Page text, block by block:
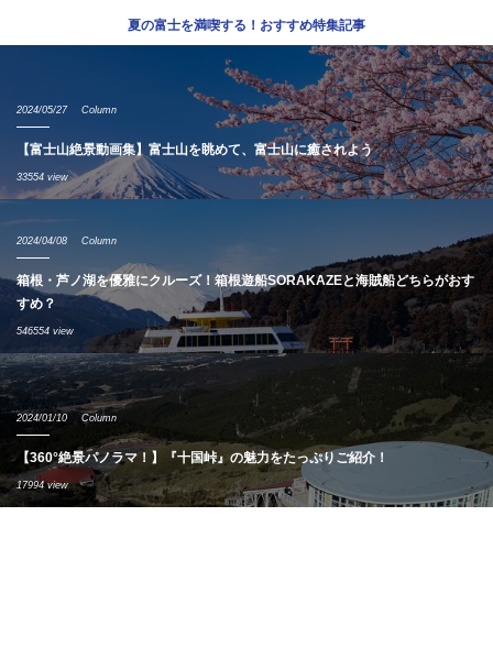
夏の富士を満喫する！おすすめ特集記事
2024/05/27 Column
【富士山絶景動画集】富士山を眺めて、富士山に癒されよう
33554 view
2024/04/08 Column
箱根・芦ノ湖を優雅にクルーズ！箱根遊船SORAKAZEと海賊船どちらがおす
すめ？
546554 view
2024/01/10 Column
【360°絶景パノラマ！】『十国峠』の魅力をたっぷりご紹介！
17994 view